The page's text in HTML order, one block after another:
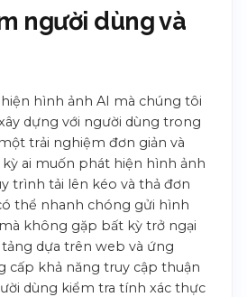
người dùng và
hình ảnh AI mà chúng tôi
dựng với người dùng trong
trải nghiệm đơn giản và
ai muốn phát hiện hình ảnh
trình tải lên kéo và thả đơn
thể nhanh chóng gửi hình
không gặp bất kỳ trở ngại
dựa trên web và ứng
cấp khả năng truy cập thuận
dùng kiểm tra tính xác thực